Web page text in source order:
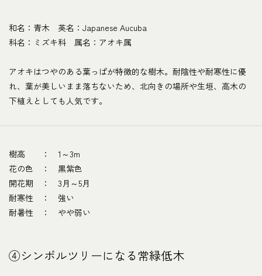
和名：青木 英名：Japanese Aucuba
科名：ミズキ科 属名：アオキ属
アオキはつやのある葉っぱが特徴的な樹木。耐陰性や耐寒性に優
れ、葉が美しいまま落ちないため、北向きの場所や生垣、高木の
下植えとしても人気です。
樹高 ： 1～3m
花の色 ： 黒紫色
開花期 ： 3月～5月
耐寒性 ： 強い
耐暑性 ： やや弱い
④シンボルツリーになる常緑低木